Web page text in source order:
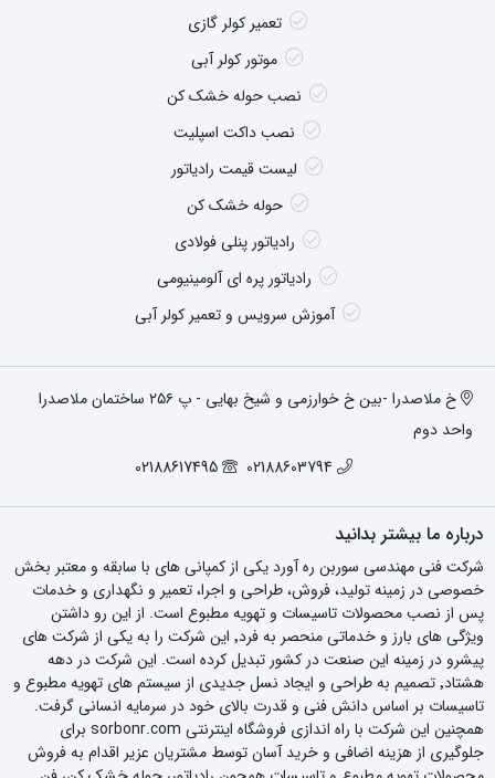
تعمیر کولر گازی
موتور کولر آبی
نصب حوله خشک کن
نصب داکت اسپلیت
لیست قیمت رادیاتور
حوله خشک کن
رادیاتور پنلی فولادی
رادیاتور پره ای آلومینیومی
آموزش سرویس و تعمیر کولر آبی
خ ملاصدرا -بین خ خوارزمی و شیخ بهایی - پ ۲۵۶ ساختمان ملاصدرا
واحد دوم
02188603794
02188617495
درباره ما بیشتر بدانید
شرکت فنی مهندسی سوربن ره آورد یکی از کمپانی های با سابقه و معتبر بخش
خصوصی در زمینه تولید، فروش، طراحی و اجرا، تعمیر و نگهداری و خدمات
پس از نصب محصولات تاسیسات و تهویه مطبوع است. از این رو داشتن
ویژگی های بارز و خدماتی منحصر به فرد٬ این شرکت را به یکی از شرکت های
پیشرو در زمینه این صنعت در کشور تبدیل کرده است. این شرکت در دهه
هشتاد٬ تصمیم به طراحی و ایجاد نسل جدیدی از سیستم های تهویه مطبوع و
تاسیسات بر اساس دانش فنی و قدرت بالای خود در سرمایه انسانی گرفت.
همچنین این شرکت با راه اندازی فروشگاه اینترنتی sorbonr.com برای
جلوگیری از هزینه اضافی و خرید آسان توسط مشتریان عزیر اقدام به فروش